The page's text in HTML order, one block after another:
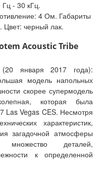
Гц - 30 кГц.
4 Ом. Габариты
черный лак.
Acoustic Tribe
января 2017 года):
модель напольных
скорее супермодель
которая была
Las Vegas CES. Несмотря
характеристик,
загадочной атмосферы
деталей,
к определенной